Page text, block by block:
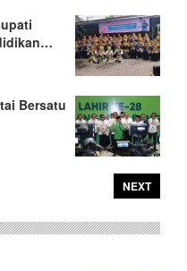
Bersatu
NEXT